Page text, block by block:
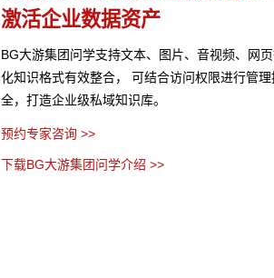
灵活适配开箱即用
支持无代码、低代码、全代码三种配置方式，5
缝融合企业业务系统。BG大游集团问学预置了
模板，高效解决企业开发使用应用的各种难题。
预约专家咨询 >>
下载BG大游集团问学介绍 >>